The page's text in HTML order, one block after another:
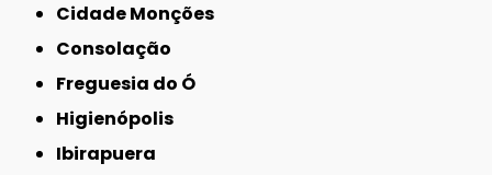
Cidade Monções
Consolação
Freguesia do Ó
Higienópolis
Ibirapuera